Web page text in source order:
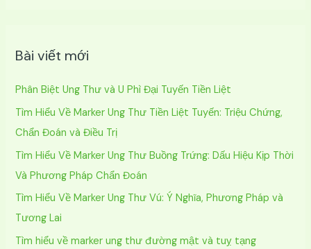
i
m
Bài viết mới
Phân Biệt Ung Thư và U Phì Đại Tuyến Tiền Liệt
Tìm Hiểu Về Marker Ung Thư Tiền Liệt Tuyến: Triệu Chứng,
Chẩn Đoán và Điều Trị
Tìm Hiểu Về Marker Ung Thư Buồng Trứng: Dấu Hiệu Kịp Thời
Và Phương Pháp Chẩn Đoán
Tìm Hiểu Về Marker Ung Thư Vú: Ý Nghĩa, Phương Pháp và
Tương Lai
Tìm hiểu về marker ung thư đường mật và tuỵ tạng